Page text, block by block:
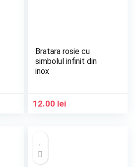
Bratara rosie cu
simbolul infinit din
inox
12.00 lei